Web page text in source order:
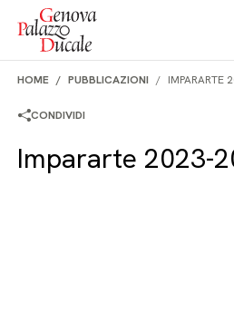
Salta al contenuto
HOME PUBBLICAZIONI IMPARARTE
CONDIVIDI
Impararte 2023-